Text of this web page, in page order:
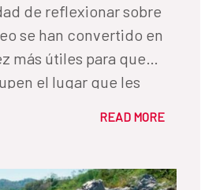
de reflexionar sobre
se han convertido en
más útiles para que
el lugar que les
de desarrollo
READ MORE